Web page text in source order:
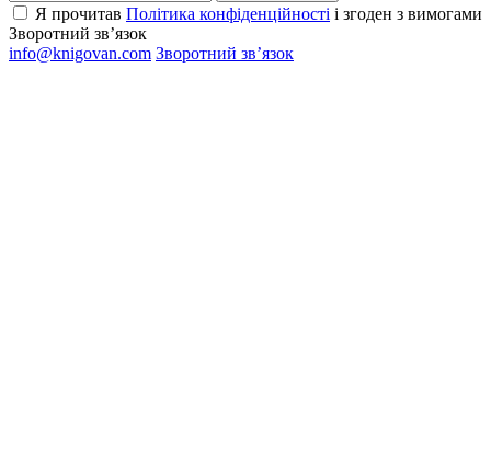
Я прочитав Політика конфіденційності і згоден з вимогами
Зворотний зв’язок
info@knigovan.com Зворотний зв’язок